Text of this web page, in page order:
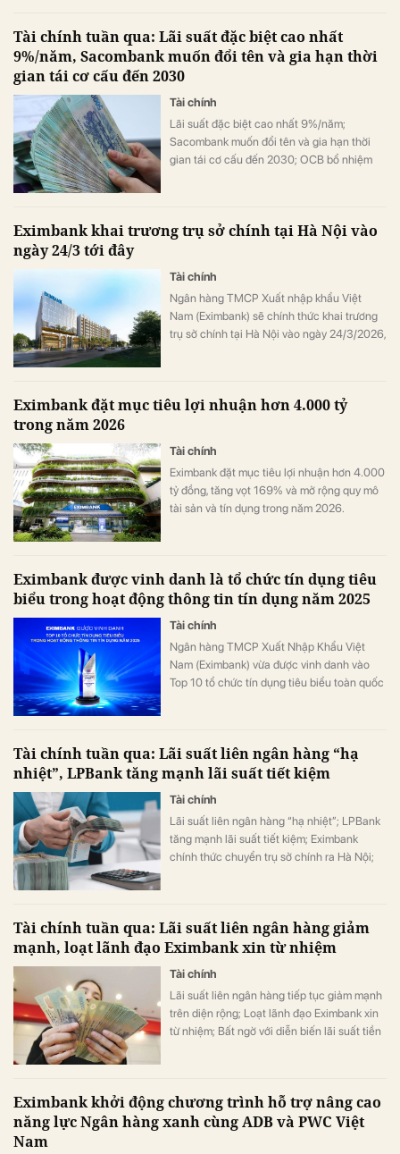
Tài chính tuần qua: Lãi suất đặc biệt cao nhất
9%/năm, Sacombank muốn đổi tên và gia hạn thời
gian tái cơ cấu đến 2030
Tài chính
Lãi suất đặc biệt cao nhất 9%/năm;
Sacombank muốn đổi tên và gia hạn thời
gian tái cơ cấu đến 2030; OCB bổ nhiệm
Eximbank khai trương trụ sở chính tại Hà Nội vào
ngày 24/3 tới đây
Tài chính
Ngân hàng TMCP Xuất nhập khẩu Việt
Nam (Eximbank) sẽ chính thức khai trương
trụ sở chính tại Hà Nội vào ngày 24/3/2026,
Eximbank đặt mục tiêu lợi nhuận hơn 4.000 tỷ
trong năm 2026
Tài chính
Eximbank đặt mục tiêu lợi nhuận hơn 4.000
tỷ đồng, tăng vọt 169% và mở rộng quy mô
tài sản và tín dụng trong năm 2026.
Eximbank được vinh danh là tổ chức tín dụng tiêu
biểu trong hoạt động thông tin tín dụng năm 2025
Tài chính
Ngân hàng TMCP Xuất Nhập Khẩu Việt
Nam (Eximbank) vừa được vinh danh vào
Top 10 tổ chức tín dụng tiêu biểu toàn quốc
Tài chính tuần qua: Lãi suất liên ngân hàng “hạ
nhiệt”, LPBank tăng mạnh lãi suất tiết kiệm
Tài chính
Lãi suất liên ngân hàng “hạ nhiệt”; LPBank
tăng mạnh lãi suất tiết kiệm; Eximbank
chính thức chuyển trụ sở chính ra Hà Nội;
Tài chính tuần qua: Lãi suất liên ngân hàng giảm
mạnh, loạt lãnh đạo Eximbank xin từ nhiệm
Tài chính
Lãi suất liên ngân hàng tiếp tục giảm mạnh
trên diện rộng; Loạt lãnh đạo Eximbank xin
từ nhiệm; Bất ngờ với diễn biến lãi suất tiền
Eximbank khởi động chương trình hỗ trợ nâng cao
năng lực Ngân hàng xanh cùng ADB và PWC Việt
Nam